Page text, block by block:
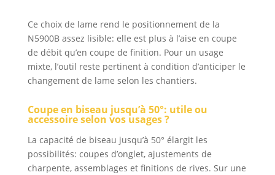
Ce choix de lame rend le positionnement de la
N5900B assez lisible: elle est plus à l’aise en coupe
de débit qu’en coupe de finition. Pour un usage
mixte, l’outil reste pertinent à condition d’anticiper le
changement de lame selon les chantiers.
Coupe en biseau jusqu’à 50°: utile ou
accessoire selon vos usages ?
La capacité de biseau jusqu’à 50° élargit les
possibilités: coupes d’onglet, ajustements de
charpente, assemblages et finitions de rives. Sur une